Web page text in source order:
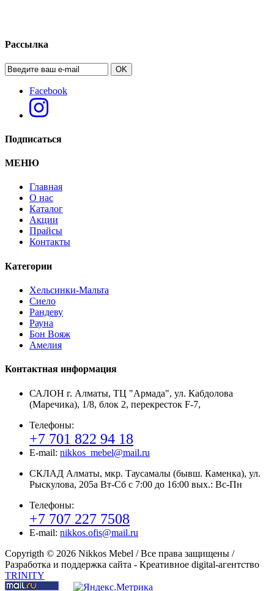
Рассылка
OK
Facebook
Подписаться
МЕНЮ
Главная
О нас
Каталог
Акции
Прайсы
Контакты
Категории
Хельсинки-Мальта
Сиело
Рандеву
Рауна
Бон Вояж
Амелия
Контактная информация
САЛОН г. Алматы, ТЦ "Армада", ул. Кабдолова
(Маречика), 1/8, блок 2, перекресток F-7,
Телефоны:
+7 701 822 94 18
E-mail: nikkos_mebel@mail.ru
СКЛАД Алматы, мкр. Таусамалы (бывш. Каменка), ул.
Рыскулова, 205а Вт-Сб с 7:00 до 16:00 вых.: Вс-Пн
Телефоны:
+7 707 227 7508
E-mail: nikkos.ofis@mail.ru
Copyrigth © 2026 Nikkos Mebel / Все права защищены /
Разработка и поддержка сайта - Креативное digital-агентство
TRINITY